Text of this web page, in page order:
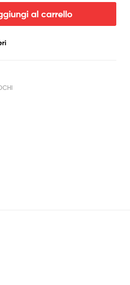
al carrello